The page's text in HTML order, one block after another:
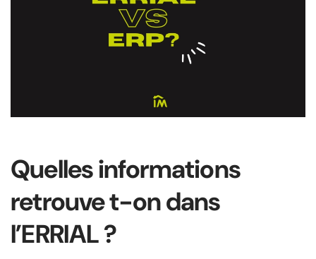
Quelles informations
retrouve t-on dans
l’ERRIAL ?